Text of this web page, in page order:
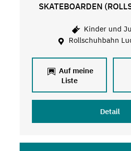
SKATEBOARDEN
Kinder und
Rollschuhbahn
Auf meine
Liste
Detail